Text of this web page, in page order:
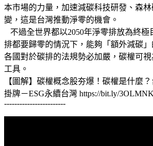
本市場的力量，加速減碳科技研發、森
變，這是台灣推動淨零的機會。
不過全世界都以2050年淨零排放為終極
排都要歸零的情況下，能夠「額外減碳」
各國對於碳排的法規勢必加嚴，碳權可視
工具。
【圖解】碳權概念股夯爆！碳權是什麼
掛牌－ESG永續台灣 https://bit.ly/
------------------------